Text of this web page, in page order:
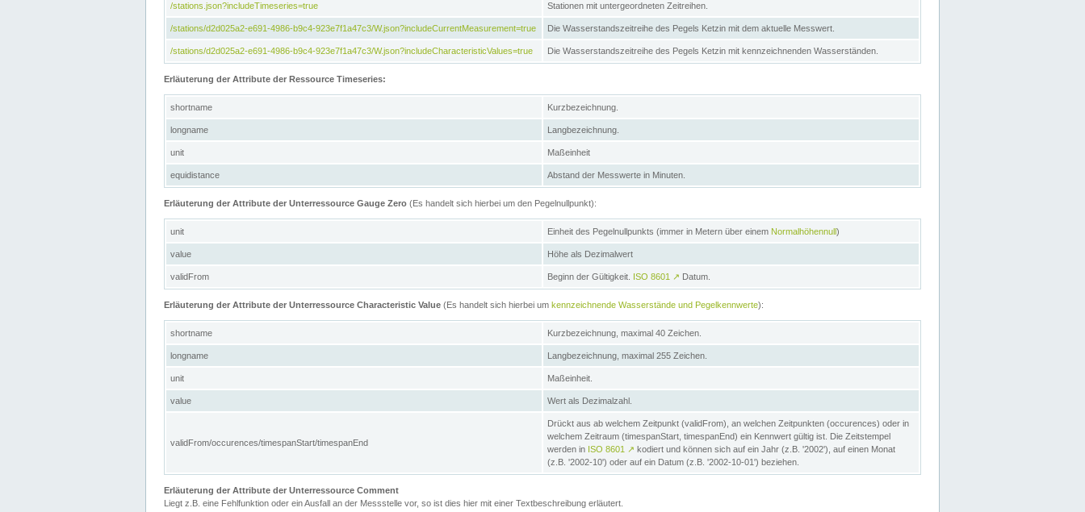
/stations.json?includeTimeseries=true Stationen mit untergeordneten Zeitreihen.
/stations/d2d025a2-e691-4986-b9c4-923e7f1a47c3/W.json?includeCurrentMeasurement=true Die Wasserstandszeitreihe des Pegels Ketzin mit dem aktuelle Messwert.
/stations/d2d025a2-e691-4986-b9c4-923e7f1a47c3/W.json?includeCharacteristicValues=true Die Wasserstandszeitreihe des Pegels Ketzin mit kennzeichnenden Wasserständen.
Erläuterung der Attribute der Ressource Timeseries:
shortname Kurzbezeichnung.
longname Langbezeichnung.
unit Maßeinheit
equidistance Abstand der Messwerte in Minuten.
Erläuterung der Attribute der Unterressource Gauge Zero (Es handelt sich hierbei um den Pegelnullpunkt):
unit Einheit des Pegelnullpunkts (immer in Metern über einem Normalhöhennull )
value Höhe als Dezimalwert
validFrom Beginn der Gültigkeit. ISO 8601 ↗ Datum.
Erläuterung der Attribute der Unterressource Characteristic Value (Es handelt sich hierbei um kennzeichnende Wasserstände und Pegelkennwerte):
shortname Kurzbezeichnung, maximal 40 Zeichen.
longname Langbezeichnung, maximal 255 Zeichen.
unit Maßeinheit.
value Wert als Dezimalzahl.
validFrom/occurences/timespanStart/timespanEnd
Drückt aus ab welchem Zeitpunkt (validFrom), an welchen Zeitpunkten (occurences) oder in
welchem Zeitraum (timespanStart, timespanEnd) ein Kennwert gültig ist. Die Zeitstempel
werden in ISO 8601 ↗ kodiert und können sich auf ein Jahr (z.B. '2002'), auf einen Monat
(z.B. '2002-10') oder auf ein Datum (z.B. '2002-10-01') beziehen.
Erläuterung der Attribute der Unterressource Comment
Liegt z.B. eine Fehlfunktion oder ein Ausfall an der Messstelle vor, so ist dies hier mit einer Textbeschreibung erläutert.